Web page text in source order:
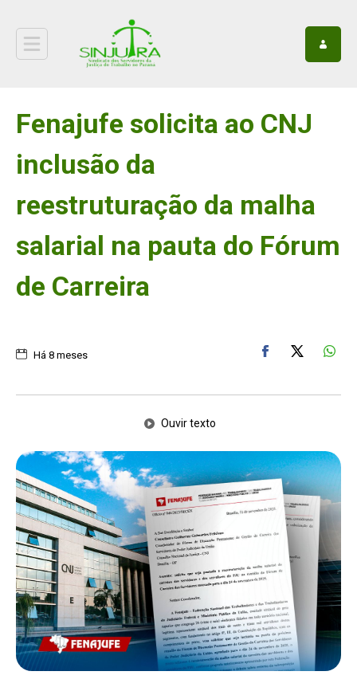
Fenajufe solicita ao CNJ
inclusão da
reestruturação da malha
salarial na pauta do Fórum
de Carreira
Há 8 meses
Ouvir texto